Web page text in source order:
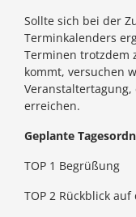
Sollte sich bei der
Terminkalenders
Terminen trotzdem
kommt, versuchen
erreichen.
Geplante
TOP 1 Begrüßung
TOP 2 Rückblick